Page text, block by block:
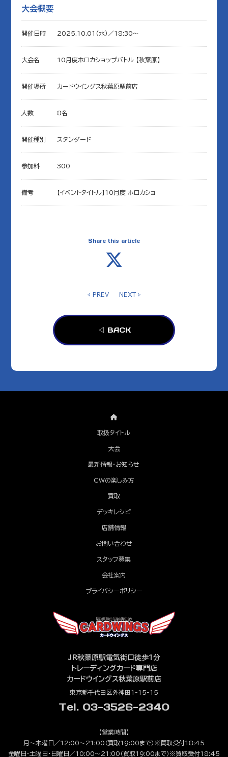
大会概要
開催日時 2025.10.01(水)／18:30〜
大会名 10月度ホロカショップバトル 【秋葉原】
開催場所 カードウイングス秋葉原駅前店
人数 8名
開催種別 スタンダード
参加料 300
備考 【イベントタイトル】10月度 ホロカショ
Share this article
◁ PREV NEXT ▷
◁ BACK
取扱タイトル
大会
最新情報・お知らせ
CWの楽しみ方
買取
デッキレシピ
店舗情報
お問い合わせ
スタッフ募集
会社案内
プライバシーポリシー
JR秋葉原駅電気街口徒歩1分
トレーディングカード専門店
カードウイングス秋葉原駅前店
東京都千代田区外神田1-15-15
Tel. 03-3526-2340
【営業時間】
月～木曜日／12:00～21:00（買取19:00まで）※買取受付18:45
金曜日・土曜日・日曜日／10:00～21:00（買取19:00まで）※買取受付18:45